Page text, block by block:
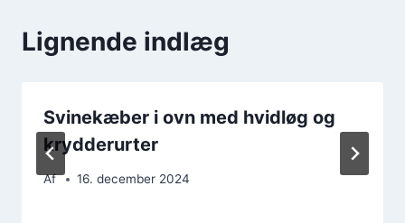
Lignende indlæg
Svinekæber i ovn med hvidløg og
krydderurter
Af 16. december 2024